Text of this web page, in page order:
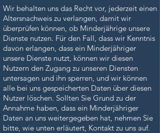
Wir behalten uns das Recht vor, jederzeit einen
Altersnachweis zu verlangen, damit wir
überprüfen können, ob Minderjährige unsere
Dienste nutzen. Für den Fall, dass wir Kenntnis
davon erlangen, dass ein Minderjähriger
unsere Dienste nutzt, können wir diesen
Nutzern den Zugang zu unseren Diensten
untersagen und ihn sperren, und wir können
alle bei uns gespeicherten Daten über diesen
Nutzer löschen. Sollten Sie Grund zu der
Annahme haben, dass ein Minderjähriger
Daten an uns weitergegeben hat, nehmen Sie
bitte, wie unten erläutert, Kontakt zu uns auf.